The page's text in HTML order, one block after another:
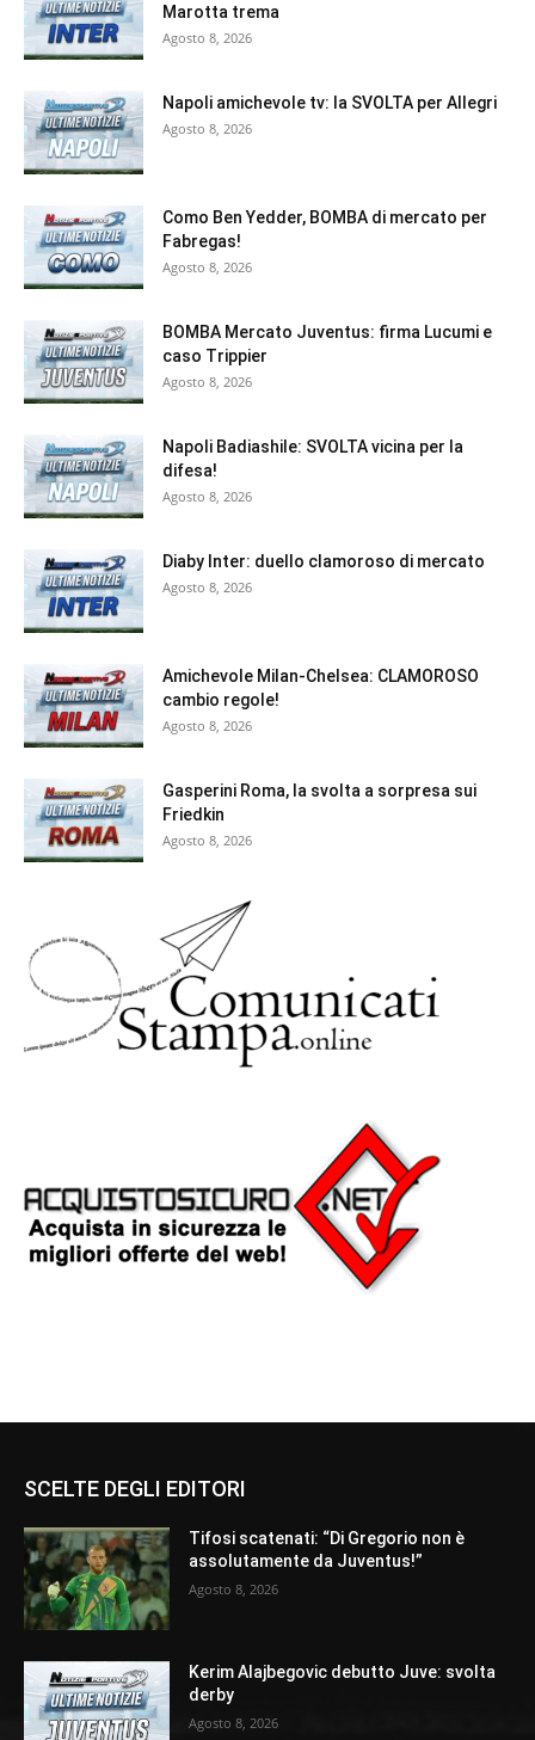
Marotta trema
Agosto 8, 2026
Napoli amichevole tv: la SVOLTA per Allegri
Agosto 8, 2026
Como Ben Yedder, BOMBA di mercato per
Fabregas!
Agosto 8, 2026
BOMBA Mercato Juventus: firma Lucumi e
caso Trippier
Agosto 8, 2026
Napoli Badiashile: SVOLTA vicina per la
difesa!
Agosto 8, 2026
Diaby Inter: duello clamoroso di mercato
Agosto 8, 2026
Amichevole Milan-Chelsea: CLAMOROSO
cambio regole!
Agosto 8, 2026
Gasperini Roma, la svolta a sorpresa sui
Friedkin
Agosto 8, 2026
SCELTE DEGLI EDITORI
Tifosi scatenati: “Di Gregorio non è
assolutamente da Juventus!”
Agosto 8, 2026
Kerim Alajbegovic debutto Juve: svolta
derby
Agosto 8, 2026